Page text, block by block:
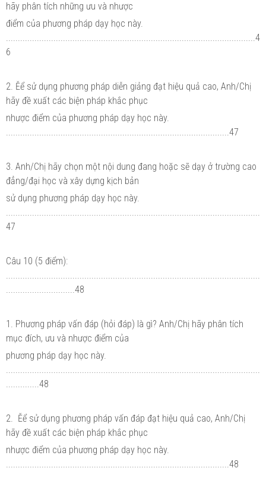
hãy phân tích những ưu và nhược
điểm của phương pháp dạy học này.
.........................................................................................................4
6
2. Ěể sử dụng phương pháp diễn giảng đạt hiệu quả cao, Anh/Chị
hãy đề xuất các biện pháp khắc phục
nhược điểm của phương pháp dạy học này.
..............................................................................................47
3. Anh/Chị hãy chọn một nội dung đang hoặc sẽ dạy ở trường cao
đẳng/đại học và xây dựng kịch bản
sử dụng phương pháp dạy học này.
47
Câu 10 (5 điểm):
.............................48
1. Phương pháp vấn đáp (hỏi đáp) là gì? Anh/Chị hãy phân tích
mục đích, ưu và nhược điểm của
phương pháp dạy học này.
..............48
2. Ěể sử dụng phương pháp vấn đáp đạt hiệu quả cao, Anh/Chị
hãy đề xuất các biện pháp khắc phục
nhược điểm của phương pháp dạy học này.
..............................................................................................48